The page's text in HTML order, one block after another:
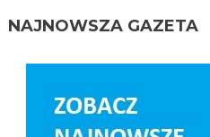
NAJNOWSZA GAZETA